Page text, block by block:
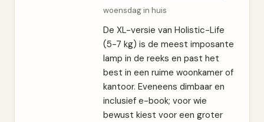
woensdag in huis
De XL-versie van Holistic-Life
(5-7 kg) is de meest imposante
lamp in de reeks en past het
best in een ruime woonkamer of
kantoor. Eveneens dimbaar en
inclusief e-book; voor wie
bewust kiest voor een groter